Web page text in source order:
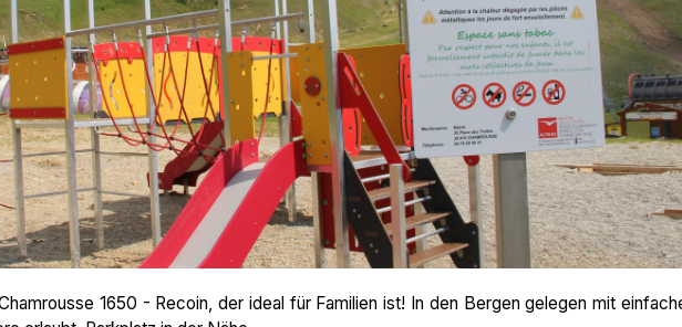
1650 - Recoin, der ideal für Familien ist! In den Bergen gelegen mit